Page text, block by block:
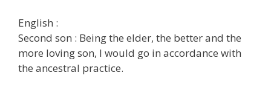
English :
Second son : Being the elder, the better and the
more loving son, I would go in accordance with
the ancestral practice.